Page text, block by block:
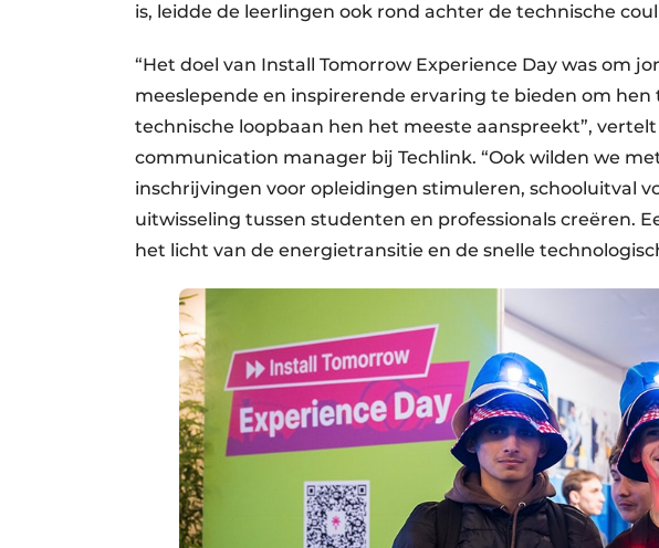
is, leidde de leerlingen ook rond achter de technische
“Het doel van Install Tomorrow Experience Day was om
meeslepende en inspirerende ervaring te bieden om
technische loopbaan hen het meeste aanspreekt”,
communication manager bij Techlink. “Ook wilden we
inschrijvingen voor opleidingen stimuleren, schooluitval
uitwisseling tussen studenten en professionals creëren.
het licht van de energietransitie en de snelle